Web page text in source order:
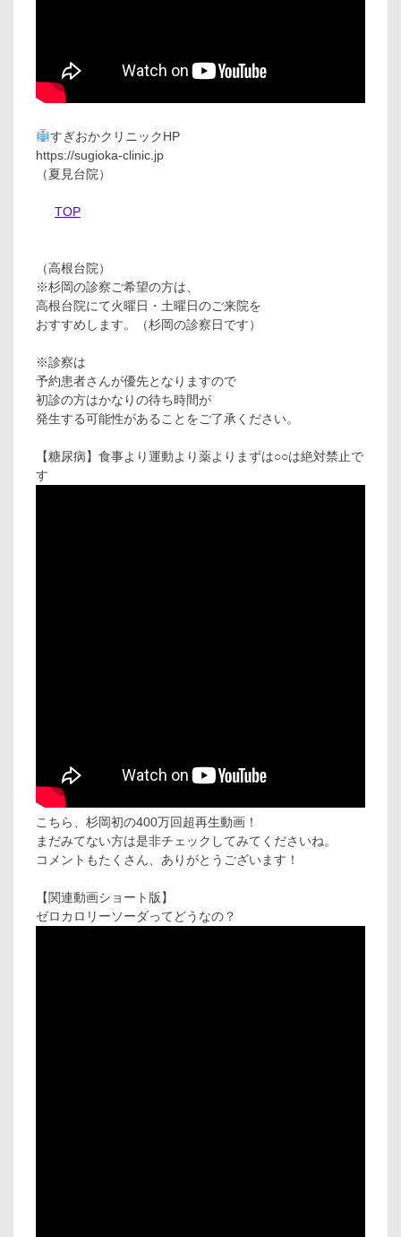
すぎおかクリニックHP
https://sugioka-clinic.jp
（夏見台院）
TOP
（高根台院）
※杉岡の診察ご希望の方は、
高根台院にて火曜日・土曜日のご来院を
おすすめします。（杉岡の診察日です）
※診察は
予約患者さんが優先となりますので
初診の方はかなりの待ち時間が
発生する可能性があることをご了承ください。
【糖尿病】食事より運動より薬よりまずは○○は絶対禁止で
す
こちら、杉岡初の400万回超再生動画！
まだみてない方は是非チェックしてみてくださいね。
コメントもたくさん、ありがとうございます！
【関連動画ショート版】
ゼロカロリーソーダってどうなの？